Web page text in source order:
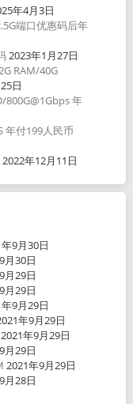
年4月3日
端口优惠码后年
2023年1月27日
RAM/40G
日
800G@1Gbps 年
年付199人民币
2022年12月11日
9月30日
月30日
月29日
月29日
9月29日
年9月29日
2021年9月29日
月29日
2021年9月29日
月28日